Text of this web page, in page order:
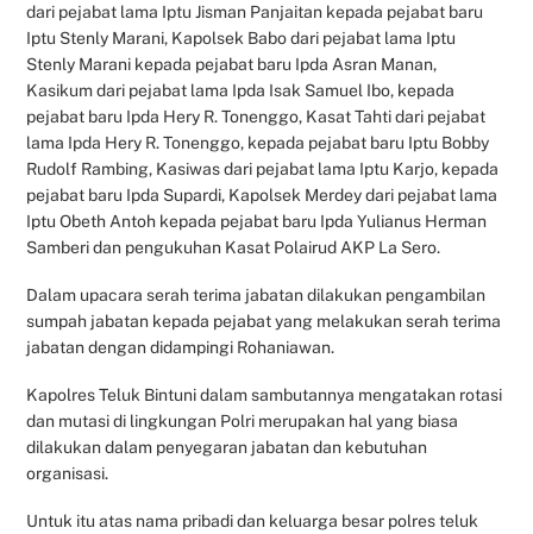
dari pejabat lama Iptu Jisman Panjaitan kepada pejabat baru
Iptu Stenly Marani, Kapolsek Babo dari pejabat lama Iptu
Stenly Marani kepada pejabat baru Ipda Asran Manan,
Kasikum dari pejabat lama Ipda Isak Samuel Ibo, kepada
pejabat baru Ipda Hery R. Tonenggo, Kasat Tahti dari pejabat
lama Ipda Hery R. Tonenggo, kepada pejabat baru Iptu Bobby
Rudolf Rambing, Kasiwas dari pejabat lama Iptu Karjo, kepada
pejabat baru Ipda Supardi, Kapolsek Merdey dari pejabat lama
Iptu Obeth Antoh kepada pejabat baru Ipda Yulianus Herman
Samberi dan pengukuhan Kasat Polairud AKP La Sero.
Dalam upacara serah terima jabatan dilakukan pengambilan
sumpah jabatan kepada pejabat yang melakukan serah terima
jabatan dengan didampingi Rohaniawan.
Kapolres Teluk Bintuni dalam sambutannya mengatakan rotasi
dan mutasi di lingkungan Polri merupakan hal yang biasa
dilakukan dalam penyegaran jabatan dan kebutuhan
organisasi.
Untuk itu atas nama pribadi dan keluarga besar polres teluk